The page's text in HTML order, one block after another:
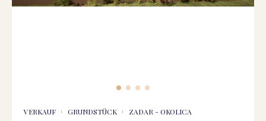
VERKAUF GRUNDSTÜCK ZADAR - OKOLICA